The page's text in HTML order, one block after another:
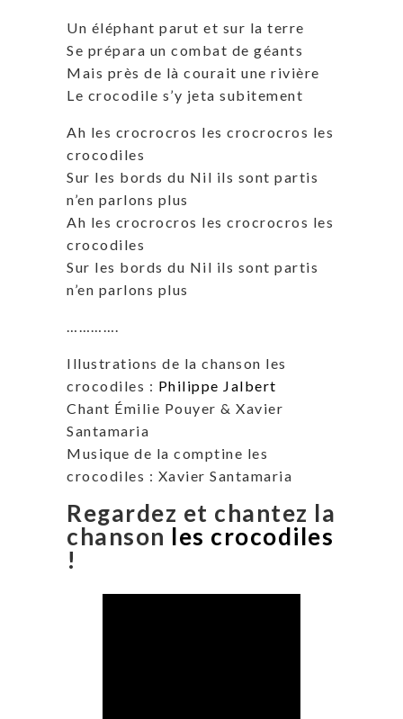
Un éléphant parut et sur la terre
Se prépara un combat de géants
Mais près de là courait une rivière
Le crocodile s’y jeta subitement
Ah les crocrocros les crocrocros les
crocodiles
Sur les bords du Nil ils sont partis
n’en parlons plus
Ah les crocrocros les crocrocros les
crocodiles
Sur les bords du Nil ils sont partis
n’en parlons plus
Illustrations de la chanson les
crocodiles : Philippe Jalbert
Chant Émilie Pouyer & Xavier
Santamaria
Musique de la comptine les
crocodiles : Xavier Santamaria
Regardez et chantez la
chanson les crocodiles
!